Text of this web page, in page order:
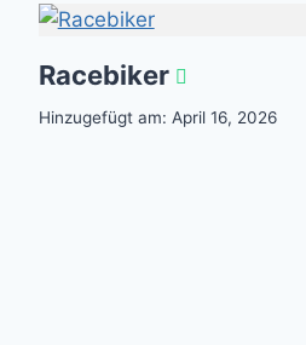
Racebiker
Hinzugefügt am: April 16, 2026